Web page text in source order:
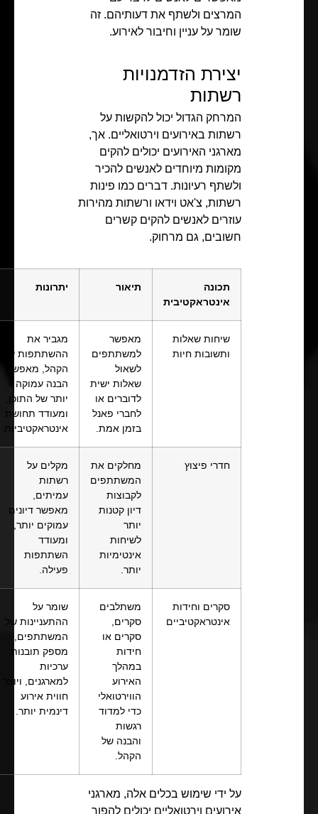
המרצים ולשתף את דעותיהם. זה
שומר על עניין וחיבור לאירוע.
יצירת הזדמנויות
רשתות
המרחק הגדול יכול להקשות על
רשתות באירועים וירטואליים. אך,
מארגני האירועים יכולים להקים
מקומות מיוחדים לאנשים להכיר
ולשתף רעיונות. דברים כמו פינות
רשתות, צ'אט וידאו ורשתות מהירות
עוזרים לאנשים להקים קשרים
חשובים, גם מרחוק.
תכונה
אינטראקטיבית
תיאור יתרונות
שיחות שאלות
ותשובות חיות
מאפשר
למשתתפים
לשאול
שאלות ישית
לדוברים או
לחברי פאנל
בזמן אמת.
מגביר את
ההשתתפות של
הקהל, מאפשר
הבנה עמוקה
יותר של התוכן,
ומעודד תחושת
אינטראקטיביות.
חדרי פיצוץ
מחלקים את
המשתתפים
לקבוצות
דיון קטנות
יותר
לשיחות
אינטימיות
יותר.
מקלים על
רשתות
עמיתים,
מאפשר דיונים
עמוקים יותר,
ומעודד
השתתפות
פעילה.
סקרים וחידות
אינטראקטיביים
משתלבים
סקרים,
סקרים או
חידות
במהלך
האירוע
הווירטואלי
כדי למדוד
רגשות
והבנה של
הקהל.
שומר על
ההתעניינות של
המשתתפים,
מספק תובנות
ערכיות
למארגנים, ויוצר
חווית אירוע
דינמית יותר.
על ידי שימוש בכלים אלה, מארגני
אירועים וירטואליים יכולים להפוך